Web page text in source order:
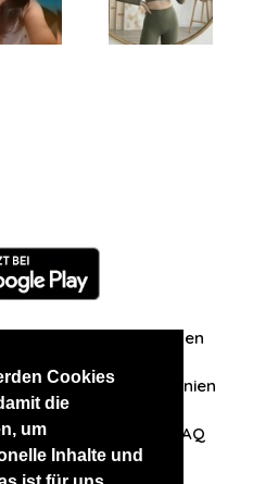
Cookies
die
um
Inhalte und
Zuschriften/Erfahrungen
Datenschutzrichtlinien
auf FAQ